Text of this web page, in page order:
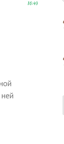
16:49